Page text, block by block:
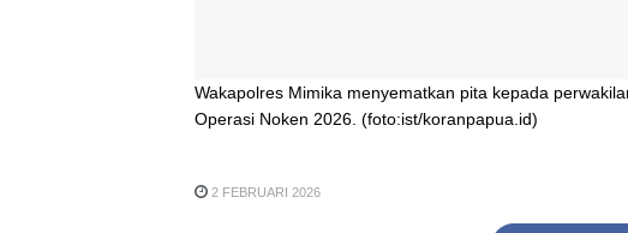
Wakapolres Mimika menyematkan pita kepada
Operasi Noken 2026. (foto:ist/koranpapua.id)
2 FEBRUARI 2026